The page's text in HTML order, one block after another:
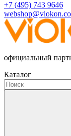
+7 (495) 743 9646
официальный
Каталог